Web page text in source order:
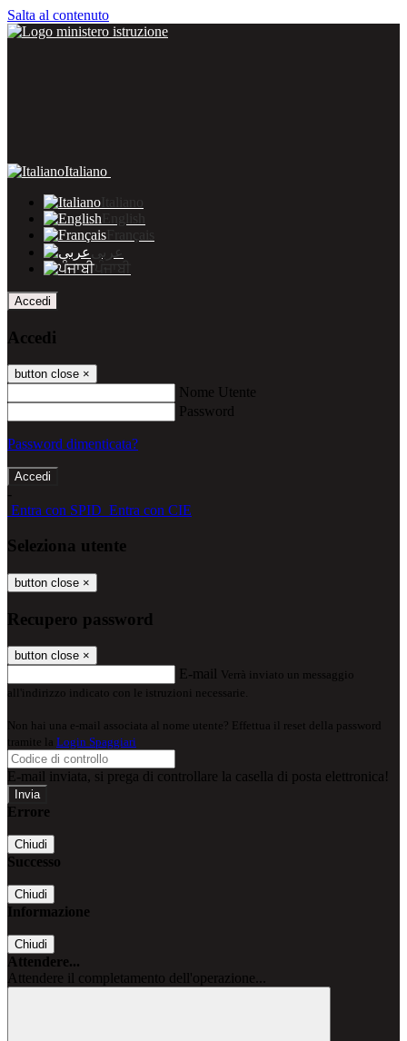
Salta al contenuto
Italiano
Italiano
English
Français
عربى
ਪੰਜਾਬੀ
Accedi
Accedi
button close ×
Nome Utente
Password
Password dimenticata?
-
Entra con SPID Entra con CIE
Seleziona utente
button close ×
Recupero password
button close ×
E-mail Verrà inviato un messaggio
all'indirizzo indicato con le istruzioni necessarie.
Non hai una e-mail associata al nome utente? Effettua il reset della password
tramite la Login Spaggiari
E-mail inviata, si prega di controllare la casella di posta elettronica!
Errore
Chiudi
Successo
Chiudi
Informazione
Chiudi
Attendere...
Attendere il completamento dell'operazione...